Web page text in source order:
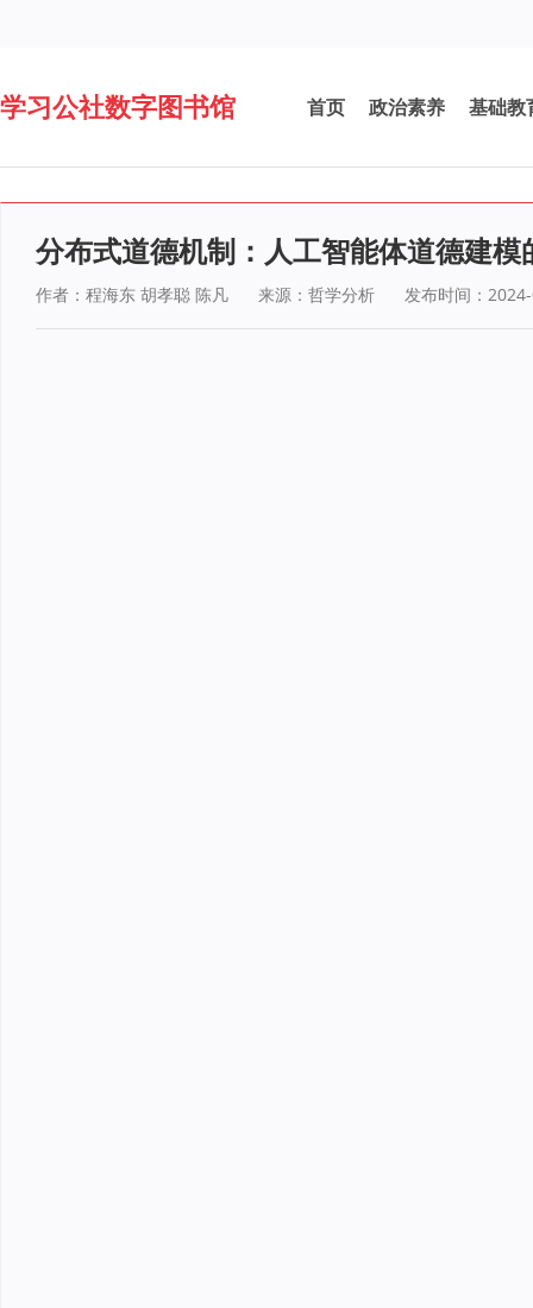
学习公社数字图书馆 首页 政治素养 基础教
分布式道德机制：人工智能体道德建模
作者：程海东 胡孝聪 陈凡 来源：哲学分析 发布时间：